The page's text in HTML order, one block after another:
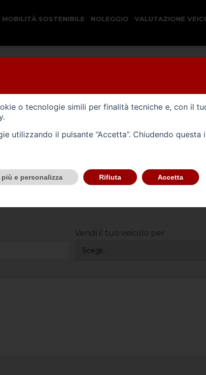
MOBILITÀ SOSTENIBILE NOLEGGIO VALUTAZIONE
il form per avere un preventivo
Vendi il tuo veicolo per
o tecnologie simili per finalità tecniche e, con il
.
utilizzando il pulsante “Accetta”. Chiudendo
e personalizza Rifiuta Accetta